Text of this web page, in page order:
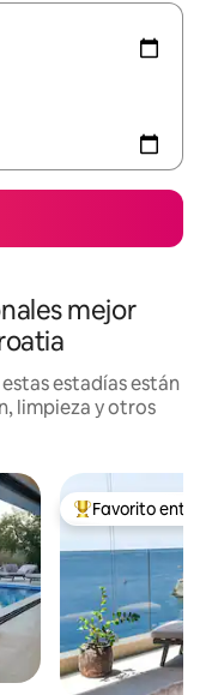
mejor
estadías están
limpieza y otros
Favorito entre
Favorito entre